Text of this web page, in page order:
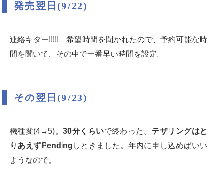
発売翌日(9/22)
連絡キター!!!!! 希望時間を聞かれたので、予約可能な時
間を聞いて、その中で一番早い時間を設定。
その翌日(9/23)
機種変(4→5)。30分くらいで終わった。 テザリングはと
りあえずPending しときました。年内に申し込めばいい
ようなので。